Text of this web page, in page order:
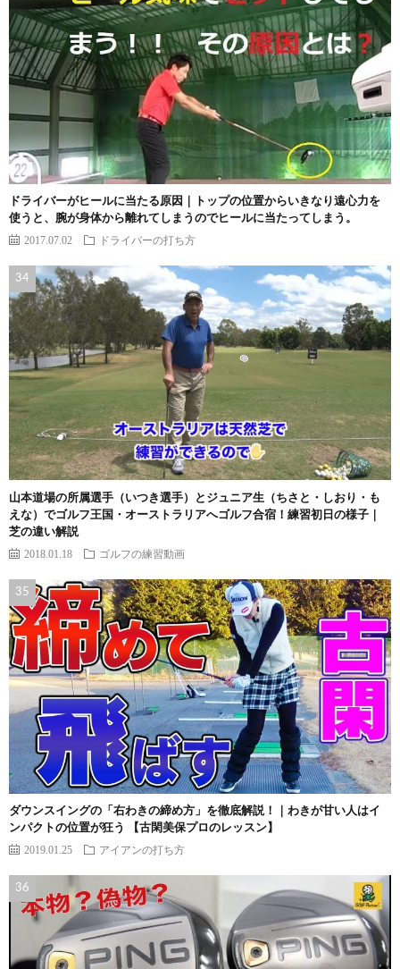
ドライバーがヒールに当たる原因｜トップの位置からいきなり遠心力を
使うと、腕が身体から離れてしまうのでヒールに当たってしまう。
2017.07.02 ドライバーの打ち方
山本道場の所属選手（いつき選手）とジュニア生（ちさと・しおり・も
えな）でゴルフ王国・オーストラリアへゴルフ合宿！練習初日の様子｜
芝の違い解説
2018.01.18 ゴルフの練習動画
ダウンスイングの「右わきの締め方」を徹底解説！｜わきが甘い人はイ
ンパクトの位置が狂う 【古閑美保プロのレッスン】
2019.01.25 アイアンの打ち方